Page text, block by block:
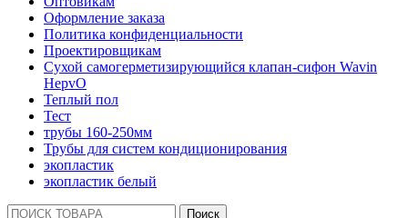
Оформление заказа
Политика конфиденциальности
Проектировщикам
Сухой самогерметизирующийся клапан-сифон Wavin
HepvO
Теплый пол
Тест
трубы 160-250мм
Трубы для систем кондиционирования
экопластик
экопластик белый
Поиск:
Поиск